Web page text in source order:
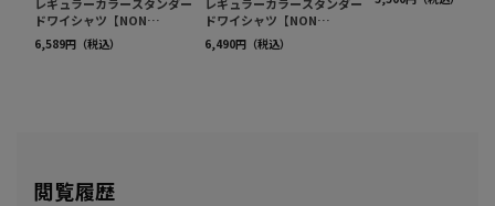
閲覧履歴